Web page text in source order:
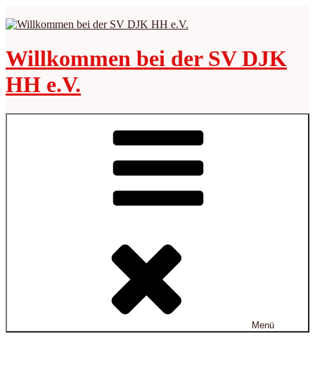
Inhalt
Willkommen bei der SV DJK
HH e.V.
Menü